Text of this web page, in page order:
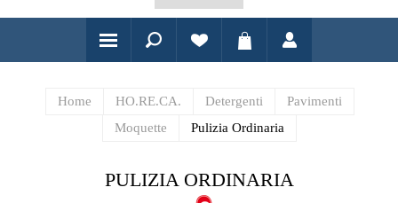
Home HO.RE.CA. Detergenti
Pavimenti
Moquette
Pulizia Ordinaria
PULIZIA ORDINARIA